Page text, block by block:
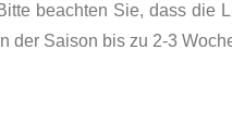
beachten Sie, dass die
der Saison bis zu 2-3